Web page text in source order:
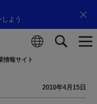
よう
情報サイト
2010年4月15日